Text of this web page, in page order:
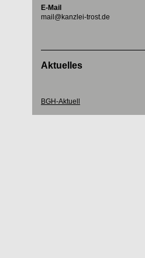
E-Mail
mail@kanzlei-trost.de
Aktuelles
BGH-Aktuell